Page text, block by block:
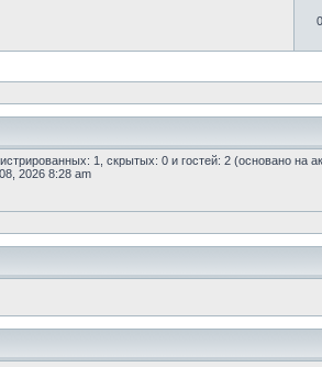
0
1, скрытых: 0 и гостей: 2 (основано на
2026 8:28 am